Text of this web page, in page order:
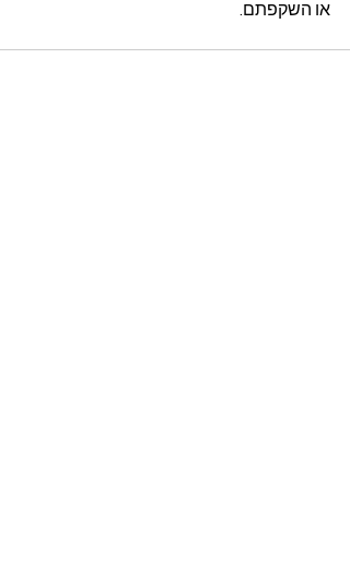
או השקפתם.